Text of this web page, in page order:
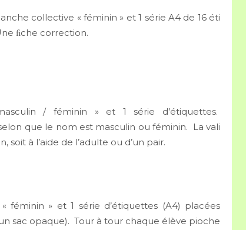
collective « féminin » et 1 série A4 de 16 éti
ﬁche correction.
/ féminin » et 1 série d’étiquettes.
que le nom est masculin ou féminin. La vali
soit à l’aide de l’adulte ou d’un pair.
féminin » et 1 série d’étiquettes (A4) placées
sac opaque). Tour à tour chaque élève pioche